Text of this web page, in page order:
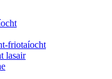
friotaíocht
lasair